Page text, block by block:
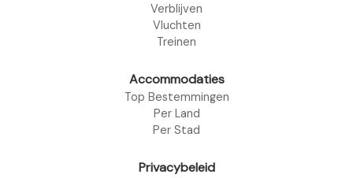
Verblijven
Vluchten
Treinen
Accommodaties
Top Bestemmingen
Per Land
Per Stad
Privacybeleid